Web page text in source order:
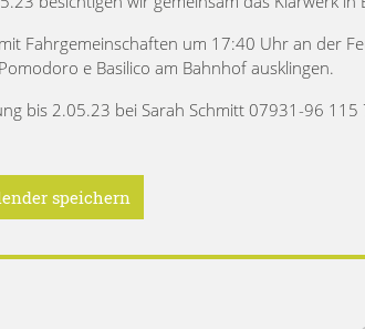
Fahrgemeinschaften um 17:40 Uhr an der
e Basilico am Bahnhof ausklingen.
bis 2.05.23 bei Sarah Schmitt 07931-96 115
speichern